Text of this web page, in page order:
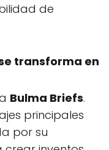
de
transforma en
Bulma Briefs.
principales
por su